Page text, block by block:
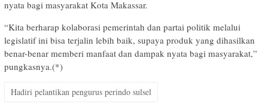
nyata bagi masyarakat Kota Makassar.
“Kita berharap kolaborasi pemerintah dan partai politik melalui
legislatif ini bisa terjalin lebih baik, supaya produk yang dihasilkan
benar-benar memberi manfaat dan dampak nyata bagi masyarakat,”
pungkasnya.(*)
Hadiri pelantikan pengurus perindo sulsel